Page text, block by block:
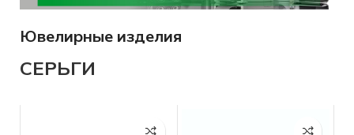
Оценим
Ювелирные изделия
СЕРЬГИ